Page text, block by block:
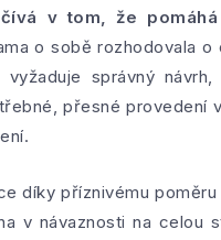
v tom, že
o sobě rozhodovala o
správný
přesné provedení
díky příznivému
v návaznosti na celou